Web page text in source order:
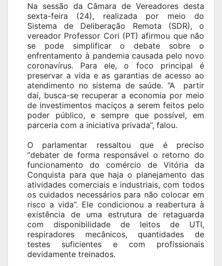
Na sessão da Câmara de Vereadores desta
sexta-feira (24), realizada por meio do
Sistema de Deliberação Remota (SDR), o
vereador Professor Cori (PT) afirmou que não
se pode simplificar o debate sobre o
enfrentamento à pandemia causada pelo novo
coronavírus. Para ele, o foco principal é
preservar a vida e as garantias de acesso ao
atendimento no sistema de saúde. “A partir
daí, busca-se recuperar a economia por meio
de investimentos maciços a serem feitos pelo
poder público, e sempre que possível, em
parceria com a iniciativa privada”, falou.
O parlamentar ressaltou que é preciso
“debater de forma responsável o retorno do
funcionamento do comércio de Vitória da
Conquista para que haja o planejamento das
atividades comerciais e industriais, com todos
os cuidados necessários para não colocar em
risco a vida”. Ele condicionou a reabertura à
existência de uma estrutura de retaguarda
com disponibilidade de leitos de UTI,
respiradores mecânicos, quantidades de
testes suficientes e com profissionais
devidamente treinados.